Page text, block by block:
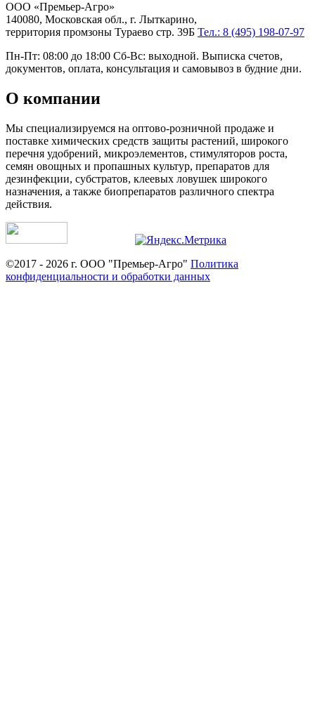
ООО «Премьер-Агро»
140080, Московская обл., г. Лыткарино,
территория промзоны Тураево стр. 39Б Тел.: 8 (495) 198-07-97
Пн-Пт: 08:00 до 18:00 Сб-Вс: выходной. Выписка счетов,
документов, оплата, консультация и самовывоз в будние дни.
О компании
Мы специализируемся на оптово-розничной продаже и
поставке химических средств защиты растений, широкого
перечня удобрений, микроэлементов, стимуляторов роста,
семян овощных и пропашных культур, препаратов для
дезинфекции, субстратов, клеевых ловушек широкого
назначения, а также биопрепаратов различного спектра
действия.
©2017 - 2026 г. ООО "Премьер-Агро" Политика
конфиденциальности и обработки данных